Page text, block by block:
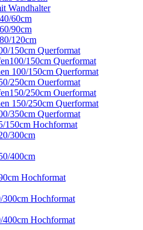
Wandhalter
60cm
90cm
120cm
150cm Querformat
150cm Querformat
100/150cm Querformat
250cm Ouerformat
250cm Ouerformat
150/250cm Querformat
350cm Querformat
150cm Hochformat
300cm
400cm
Hochformat
300cm Hochformat
400cm Hochformat